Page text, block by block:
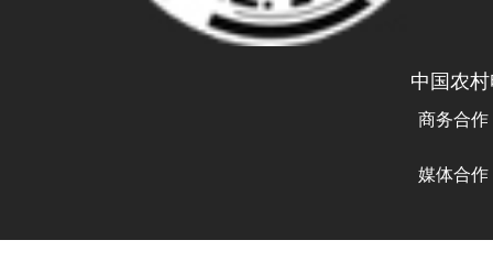
中国农
商务合
媒体合